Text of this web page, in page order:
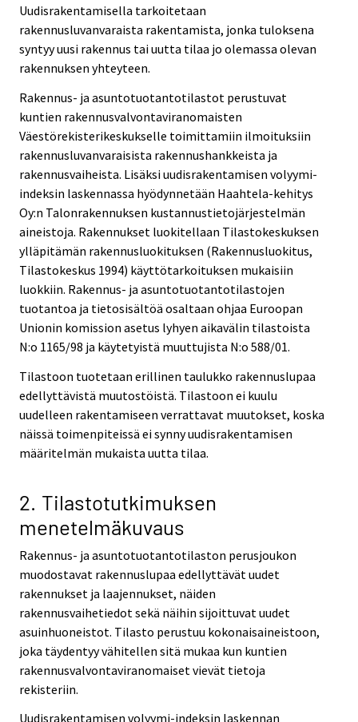
Uudisrakentamisella tarkoitetaan
rakennusluvanvaraista rakentamista, jonka tuloksena
syntyy uusi rakennus tai uutta tilaa jo olemassa olevan
rakennuksen yhteyteen.
Rakennus- ja asuntotuotantotilastot perustuvat
kuntien rakennusvalvontaviranomaisten
Väestörekisterikeskukselle toimittamiin ilmoituksiin
rakennusluvanvaraisista rakennushankkeista ja
rakennusvaiheista. Lisäksi uudisrakentamisen volyymi-
indeksin laskennassa hyödynnetään Haahtela-kehitys
Oy:n Talonrakennuksen kustannustietojärjestelmän
aineistoja. Rakennukset luokitellaan Tilastokeskuksen
ylläpitämän rakennusluokituksen (Rakennusluokitus,
Tilastokeskus 1994) käyttötarkoituksen mukaisiin
luokkiin. Rakennus- ja asuntotuotantotilastojen
tuotantoa ja tietosisältöä osaltaan ohjaa Euroopan
Unionin komission asetus lyhyen aikavälin tilastoista
N:o 1165/98 ja käytetyistä muuttujista N:o 588/01.
Tilastoon tuotetaan erillinen taulukko rakennuslupaa
edellyttävistä muutostöistä. Tilastoon ei kuulu
uudelleen rakentamiseen verrattavat muutokset, koska
näissä toimenpiteissä ei synny uudisrakentamisen
määritelmän mukaista uutta tilaa.
2. Tilastotutkimuksen
menetelmäkuvaus
Rakennus- ja asuntotuotantotilaston perusjoukon
muodostavat rakennuslupaa edellyttävät uudet
rakennukset ja laajennukset, näiden
rakennusvaihetiedot sekä näihin sijoittuvat uudet
asuinhuoneistot. Tilasto perustuu kokonaisaineistoon,
joka täydentyy vähitellen sitä mukaa kun kuntien
rakennusvalvontaviranomaiset vievät tietoja
rekisteriin.
Uudisrakentamisen volyymi-indeksin laskennan